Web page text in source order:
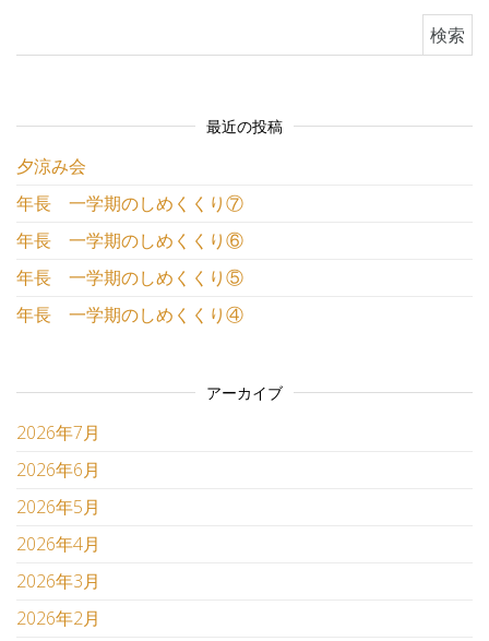
最近の投稿
夕涼み会
年長 一学期のしめくくり⑦
年長 一学期のしめくくり⑥
年長 一学期のしめくくり⑤
年長 一学期のしめくくり④
アーカイブ
2026年7月
2026年6月
2026年5月
2026年4月
2026年3月
2026年2月